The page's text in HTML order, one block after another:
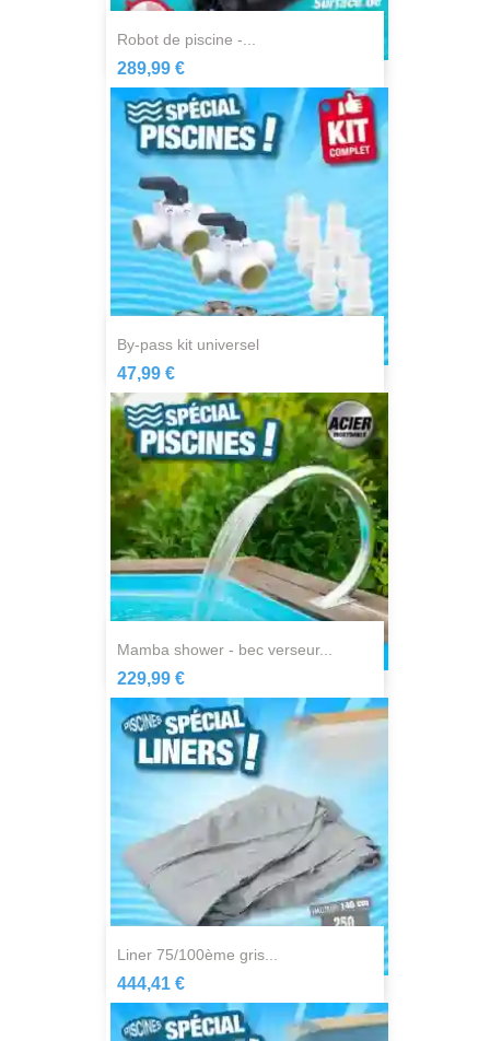
robot de piscine -...
289,99 €
by-pass kit universel
47,99 €
mamba shower - bec verseur...
229,99 €
liner 75/100ème gris...
444,41 €